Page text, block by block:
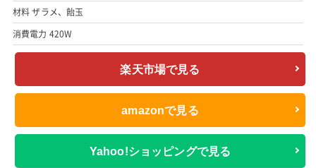
材料 ザラメ、飴玉
消費電力 420W
楽天市場で見る
amazonで見る
Yahoo!ショッピングで見る